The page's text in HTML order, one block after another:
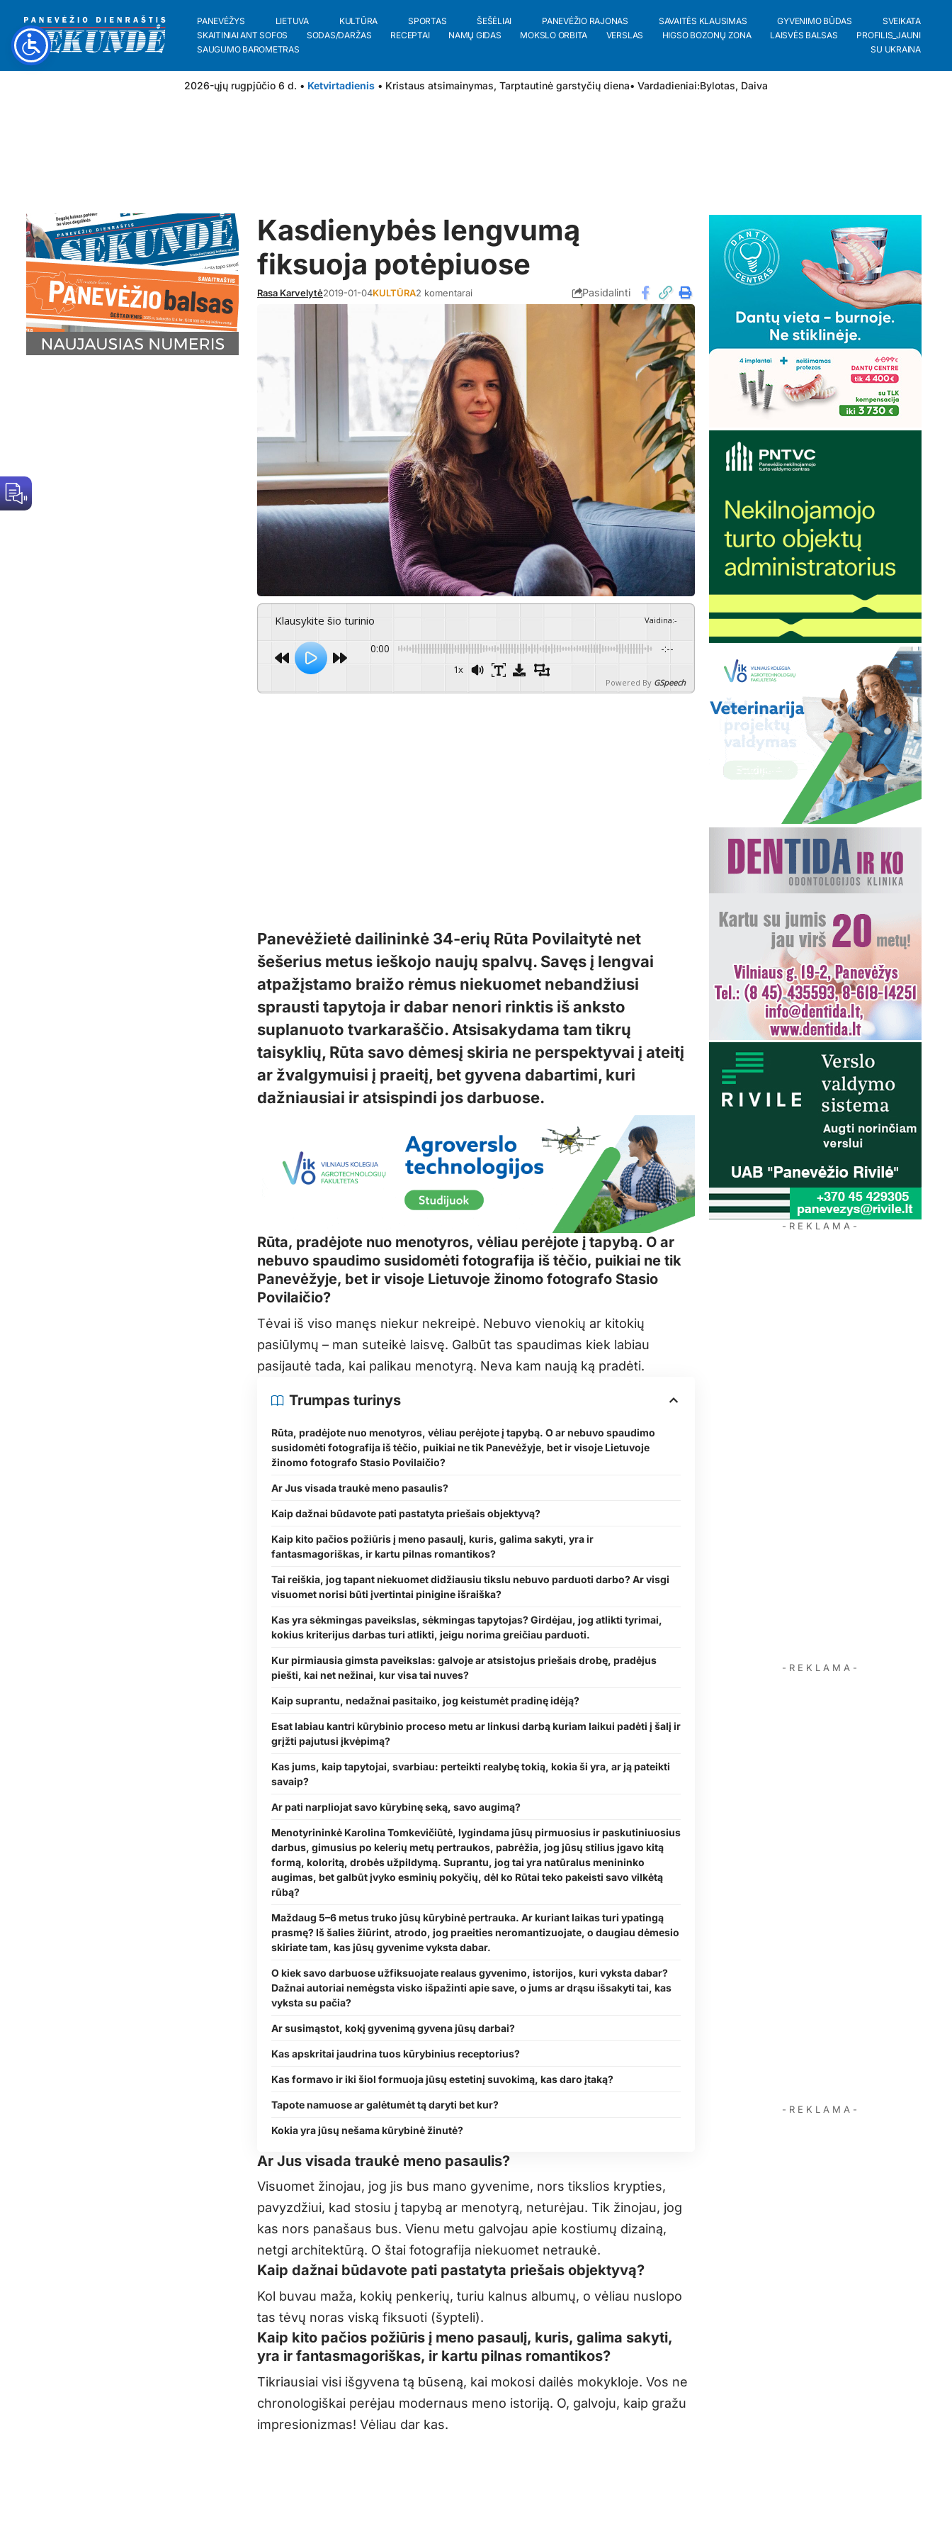
PANEVĖŽYS LIETUVA KULTŪRA SPORTAS ŠEŠĖLIAI PANEVĖŽIO RAJONAS SAVAITĖS KLAUSIMAS GYVENIMO BŪDAS
SVEIKATA
SKAITINIAI ANT SOFOS
SODAS/DARŽAS RECEPTAI NAMŲ GIDAS MOKSLO ORBITA VERSLAS HIGSO BOZONŲ ZONA LAISVĖS BALSAS
PROFILIS_JAUNI
SAUGUMO BAROMETRAS
SU UKRAINA
2026-ųjų rugpjūčio 6 d. • Ketvirtadienis • Kristaus atsimainymas, Tarptautinė garstyčių diena• Vardadieniai:Bylotas, Daiva
Kasdienybės lengvumą
fiksuoja potėpiuose
Rasa Karvelytė2019-01-04KULTŪRA2 komentarai Pasidalinti
Klausykite šio turinio Vaidina:-
0:00 -:--
1x
Powered By GSpeech
Panevėžietė dailininkė 34-erių Rūta Povilaitytė net
šešerius metus ieškojo naujų spalvų. Savęs į lengvai
atpažįstamo braižo rėmus niekuomet nebandžiusi
sprausti tapytoja ir dabar nenori rinktis iš anksto
suplanuoto tvarkaraščio. Atsisakydama tam tikrų
taisyklių, Rūta savo dėmesį skiria ne perspektyvai į ateitį
ar žvalgymuisi į praeitį, bet gyvena dabartimi, kuri
dažniausiai ir atsispindi jos darbuose.
Rūta, pradėjote nuo menotyros, vėliau perėjote į tapybą. O ar
nebuvo spaudimo susidomėti fotografija iš tėčio, puikiai ne tik
Panevėžyje, bet ir visoje Lietuvoje žinomo fotografo Stasio
Povilaičio?
Tėvai iš viso manęs niekur nekreipė. Nebuvo vienokių ar kitokių
pasiūlymų – man suteikė laisvę. Galbūt tas spaudimas kiek labiau
pasijautė tada, kai palikau menotyrą. Neva kam naują ką pradėti.
Trumpas turinys
Rūta, pradėjote nuo menotyros, vėliau perėjote į tapybą. O ar nebuvo spaudimo
susidomėti fotografija iš tėčio, puikiai ne tik Panevėžyje, bet ir visoje Lietuvoje
žinomo fotografo Stasio Povilaičio?
Ar Jus visada traukė meno pasaulis?
Kaip dažnai būdavote pati pastatyta priešais objektyvą?
Kaip kito pačios požiūris į meno pasaulį, kuris, galima sakyti, yra ir
fantasmagoriškas, ir kartu pilnas romantikos?
Tai reiškia, jog tapant niekuomet didžiausiu tikslu nebuvo parduoti darbo? Ar visgi
visuomet norisi būti įvertintai pinigine išraiška?
Kas yra sėkmingas paveikslas, sėkmingas tapytojas? Girdėjau, jog atlikti tyrimai,
kokius kriterijus darbas turi atlikti, jeigu norima greičiau parduoti.
Kur pirmiausia gimsta paveikslas: galvoje ar atsistojus priešais drobę, pradėjus
piešti, kai net nežinai, kur visa tai nuves?
Kaip suprantu, nedažnai pasitaiko, jog keistumėt pradinę idėją?
Esat labiau kantri kūrybinio proceso metu ar linkusi darbą kuriam laikui padėti į šalį ir
grįžti pajutusi įkvėpimą?
Kas jums, kaip tapytojai, svarbiau: perteikti realybę tokią, kokia ši yra, ar ją pateikti
savaip?
Ar pati narpliojat savo kūrybinę seką, savo augimą?
Menotyrininkė Karolina Tomkevičiūtė, lygindama jūsų pirmuosius ir paskutiniuosius
darbus, gimusius po kelerių metų pertraukos, pabrėžia, jog jūsų stilius įgavo kitą
formą, koloritą, drobės užpildymą. Suprantu, jog tai yra natūralus menininko
augimas, bet galbūt įvyko esminių pokyčių, dėl ko Rūtai teko pakeisti savo vilkėtą
rūbą?
Maždaug 5–6 metus truko jūsų kūrybinė pertrauka. Ar kuriant laikas turi ypatingą
prasmę? Iš šalies žiūrint, atrodo, jog praeities neromantizuojate, o daugiau dėmesio
skiriate tam, kas jūsų gyvenime vyksta dabar.
O kiek savo darbuose užfiksuojate realaus gyvenimo, istorijos, kuri vyksta dabar?
Dažnai autoriai nemėgsta visko išpažinti apie save, o jums ar drąsu išsakyti tai, kas
vyksta su pačia?
Ar susimąstot, kokį gyvenimą gyvena jūsų darbai?
Kas apskritai įaudrina tuos kūrybinius receptorius?
Kas formavo ir iki šiol formuoja jūsų estetinį suvokimą, kas daro įtaką?
Tapote namuose ar galėtumėt tą daryti bet kur?
Kokia yra jūsų nešama kūrybinė žinutė?
Ar Jus visada traukė meno pasaulis?
Visuomet žinojau, jog jis bus mano gyvenime, nors tikslios krypties,
pavyzdžiui, kad stosiu į tapybą ar menotyrą, neturėjau. Tik žinojau, jog
kas nors panašaus bus. Vienu metu galvojau apie kostiumų dizainą,
netgi architektūrą. O štai fotografija niekuomet netraukė.
Kaip dažnai būdavote pati pastatyta priešais objektyvą?
Kol buvau maža, kokių penkerių, turiu kalnus albumų, o vėliau nuslopo
tas tėvų noras viską fiksuoti (šypteli).
Kaip kito pačios požiūris į meno pasaulį, kuris, galima sakyti,
yra ir fantasmagoriškas, ir kartu pilnas romantikos?
Tikriausiai visi išgyvena tą būseną, kai mokosi dailės mokykloje. Vos ne
chronologiškai perėjau modernaus meno istoriją. O, galvoju, kaip gražu
impresionizmas! Vėliau dar kas.
- R E K L A M A -
- R E K L A M A -
- R E K L A M A -